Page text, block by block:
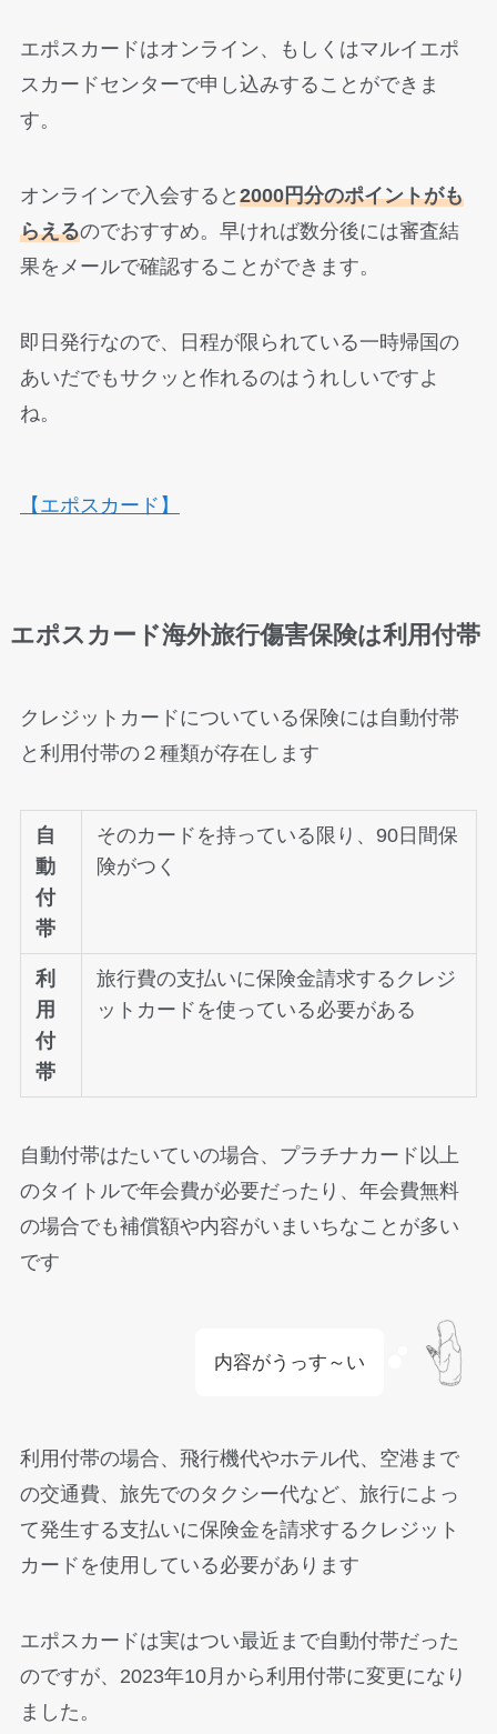
エポスカードはオンライン、もしくはマルイエポ
スカードセンターで申し込みすることができま
す。
オンラインで入会すると 2000円分のポイントがも
らえるのでおすすめ。早ければ数分後には審査結
果をメールで確認することができます。
即日発行なので、日程が限られている一時帰国の
あいだでもサクッと作れるのはうれしいですよ
ね。
【エポスカード】
エポスカード海外旅行傷害保険は利用付帯
クレジットカードについている保険には自動付帯
と利用付帯の２種類が存在します
自
動
付
帯
そのカードを持っている限り、90日間保
険がつく
利
用
付
帯
旅行費の支払いに保険金請求するクレジ
ットカードを使っている必要がある
自動付帯はたいていの場合、プラチナカード以上
のタイトルで年会費が必要だったり、年会費無料
の場合でも補償額や内容がいまいちなことが多い
です
内容がうっす～い
利用付帯の場合、飛行機代やホテル代、空港まで
の交通費、旅先でのタクシー代など、旅行によっ
て発生する支払いに保険金を請求するクレジット
カードを使用している必要があります
エポスカードは実はつい最近まで自動付帯だった
のですが、2023年10月から利用付帯に変更になり
ました。